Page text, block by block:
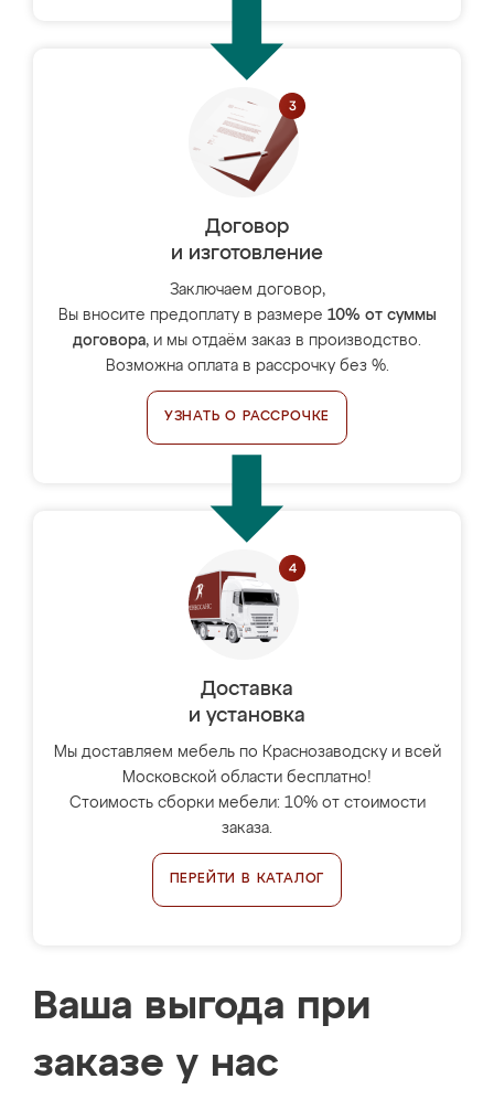
Договор
и изготовление
Заключаем договор,
Вы вносите предоплату в размере 10% от суммы
договора, и мы отдаём заказ в производство.
Возможна оплата в рассрочку без %.
УЗНАТЬ О РАССРОЧКЕ
Доставка
и установка
Мы доставляем мебель по Краснозаводску и всей
Московской области бесплатно!
Стоимость сборки мебели: 10% от стоимости
заказа.
ПЕРЕЙТИ В КАТАЛОГ
Ваша выгода при
заказе у нас